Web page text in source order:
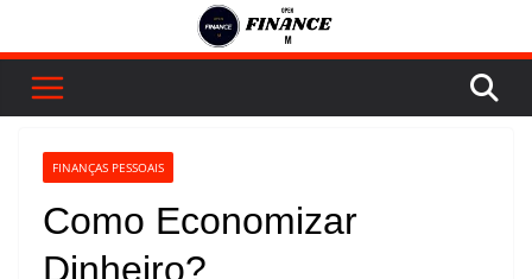
para
conteúdo
FINANÇAS PESSOAIS
Como Economizar
Dinheiro?